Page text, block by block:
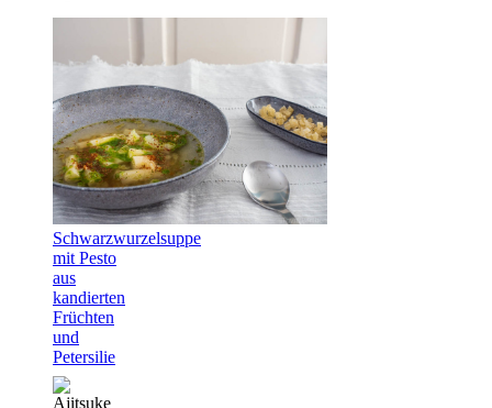
Schwarzwurzelsuppe
mit Pesto
aus
kandierten
Früchten
und
Petersilie